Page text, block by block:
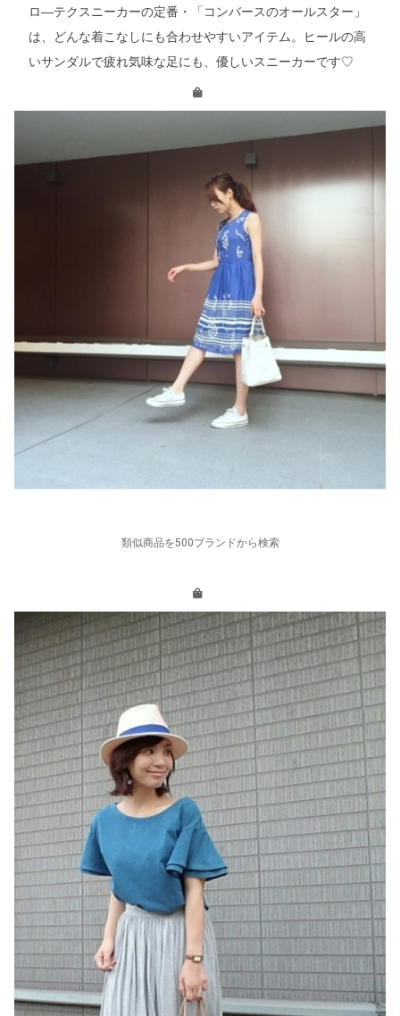
ロ―テクスニーカーの定番・「コンバースのオールスター」
は、どんな着こなしにも合わせやすいアイテム。ヒールの高
いサンダルで疲れ気味な足にも、優しいスニーカーです♡
類似商品を500ブランドから検索